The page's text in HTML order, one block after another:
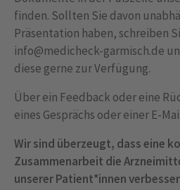
finden. Sollten Sie davon
Präsentation haben, schreiben
info@medicheck-garmisch.de
diese gerne zur Verfügung.
Über ein Feedback oder eine
eines Gesprächs oder einer E-
Wir sind überzeugt, dass eine
Zusammenarbeit die
unserer Patient*innen